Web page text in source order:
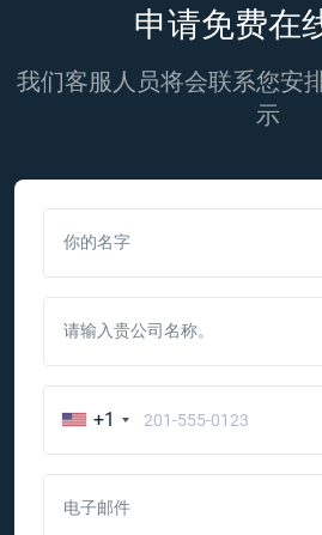
申请免费在
我们客服人员将会联系您安
示
你的名字
请输入贵公司名称。
+1
电子邮件